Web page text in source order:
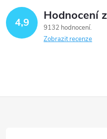
4,9 Hodnocení
9132 hodnocení
Zobrazit recenze